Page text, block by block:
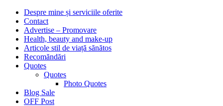
Despre mine și serviciile oferite
Contact
Advertise – Promovare
Health, beauty and make-up
Articole stil de viață sănătos
Recomăndări
Quotes
Quotes
Photo Quotes
Blog Sale
OFF Post